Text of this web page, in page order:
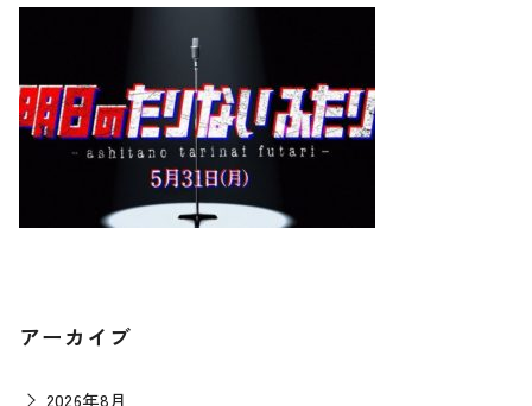
アーカイブ
2026年8月